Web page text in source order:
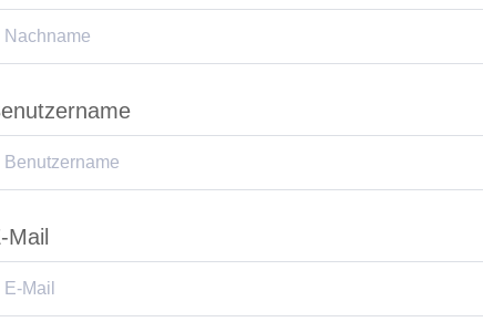
Mail